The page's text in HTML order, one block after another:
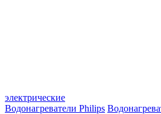
электрические
Водонагреватели Philips